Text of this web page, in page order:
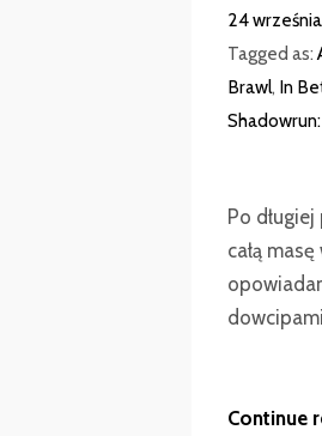
24
Tagged as:
Brawl, In
Po
całą
Continue